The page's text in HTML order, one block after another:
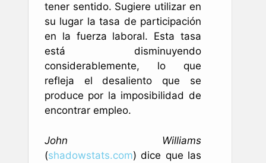
tener sentido. Sugiere utilizar en
su lugar la tasa de participación
en la fuerza laboral. Esta tasa
está disminuyendo
considerablemente, lo que
refleja el desaliento que se
produce por la imposibilidad de
encontrar empleo.
John Williams
(shadowstats.com) dice que las